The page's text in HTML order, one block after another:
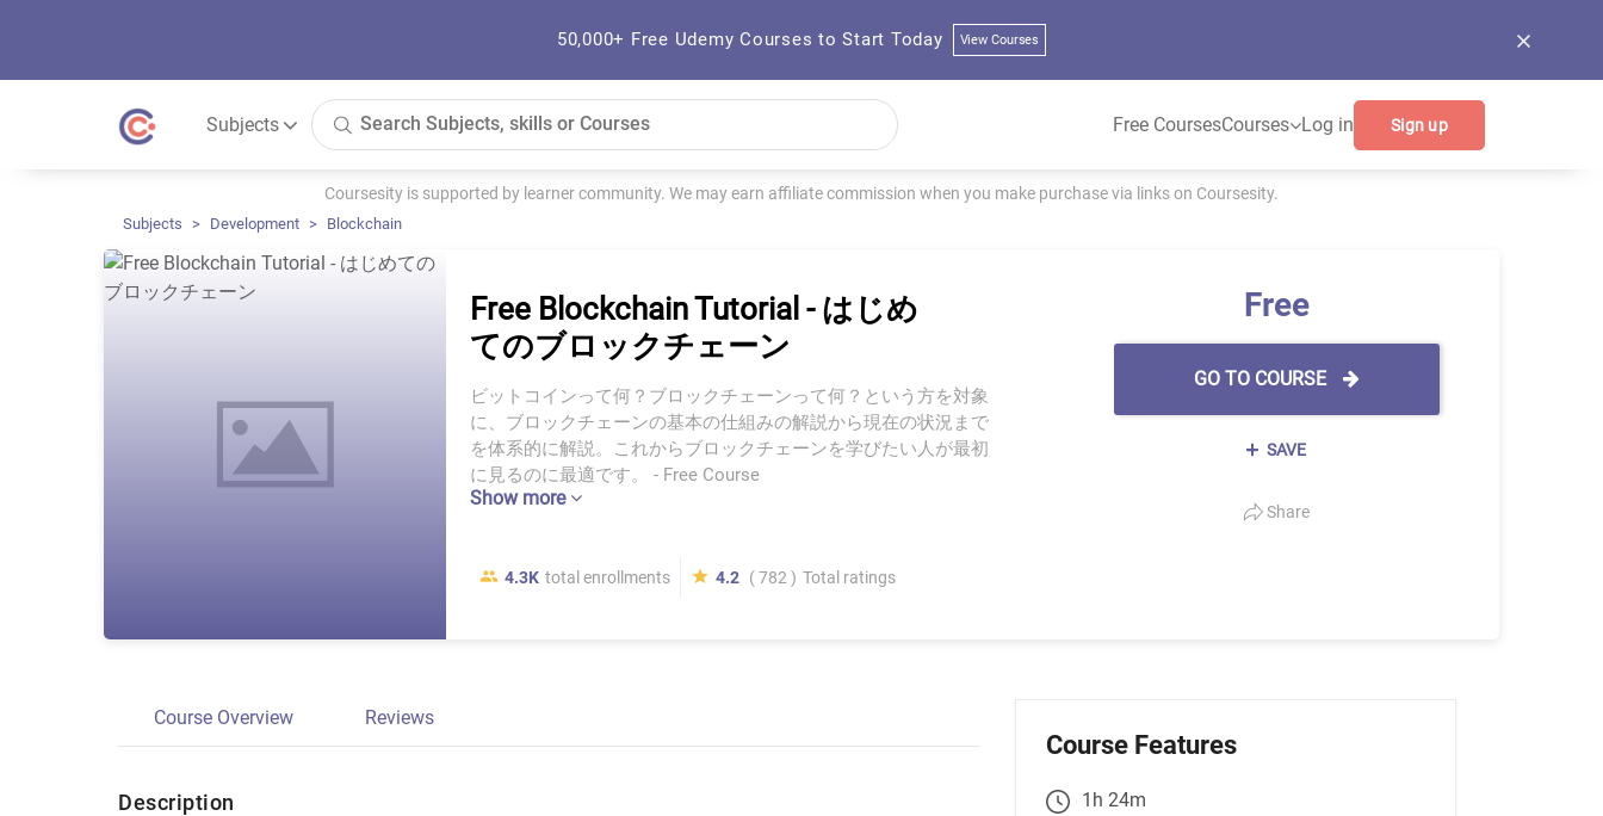
50,000+ Free Udemy Courses to Start Today View Courses
Subjects Free CoursesCourses Log in Sign up
Coursesity is supported by learner community. We may earn affiliate commission when you make purchase via links on Coursesity.
Subjects Development Blockchain
Free Blockchain Tutorial - はじめ
てのブロックチェーン
ビットコインって何？ブロックチェーンって何？という方を対象
に、ブロックチェーンの基本の仕組みの解説から現在の状況まで
を体系的に解説。これからブロックチェーンを学びたい人が最初
に見るのに最適です。 - Free Course
Show more
4.3K total enrollments 4.2 ( 782 ) Total ratings
Free
GO TO COURSE
SAVE
Share
Course Overview Reviews
Description
Course Features
1h 24m